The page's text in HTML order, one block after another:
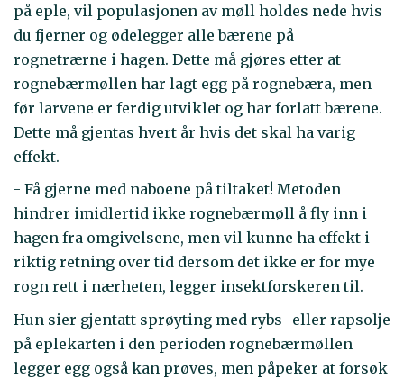
på eple, vil populasjonen av møll holdes nede hvis
du fjerner og ødelegger alle bærene på
rognetrærne i hagen. Dette må gjøres etter at
rognebærmøllen har lagt egg på rognebæra, men
før larvene er ferdig utviklet og har forlatt bærene.
Dette må gjentas hvert år hvis det skal ha varig
effekt.
- Få gjerne med naboene på tiltaket! Metoden
hindrer imidlertid ikke rognebærmøll å fly inn i
hagen fra omgivelsene, men vil kunne ha effekt i
riktig retning over tid dersom det ikke er for mye
rogn rett i nærheten, legger insektforskeren til.
Hun sier gjentatt sprøyting med rybs- eller rapsolje
på eplekarten i den perioden rognebærmøllen
legger egg også kan prøves, men påpeker at forsøk